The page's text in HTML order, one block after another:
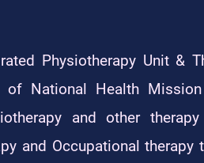
Physiotherapy Unit &
of National Health
and other
and Occupational